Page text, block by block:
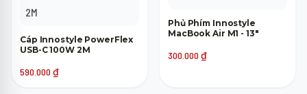
Cáp Innostyle PowerFlex
USB-C 100W 2M
590.000 ₫
Phủ Phím Innostyle
MacBook Air M1 - 13"
300.000 ₫